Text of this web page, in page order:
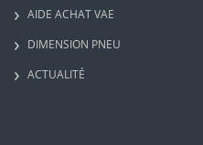
AIDE ACHAT VAE
DIMENSION PNEU
ACTUALITÉ